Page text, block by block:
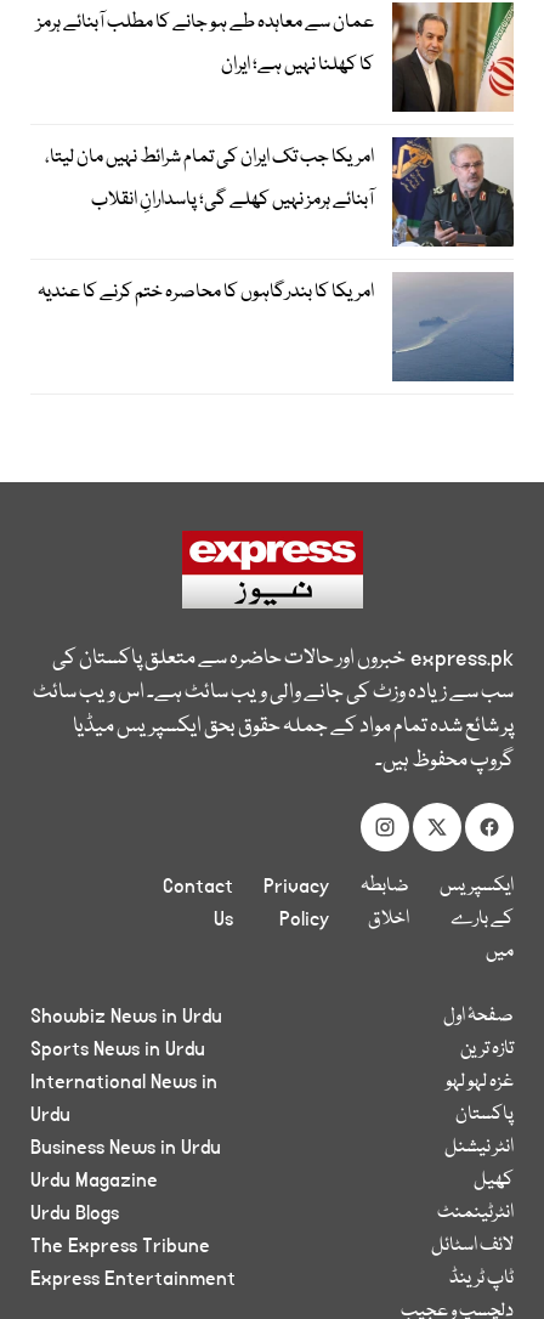
عمان سے معاہدہ طے ہو جانے کا مطلب آبنائے ہرمز
کا کھلنا نہیں ہے؛ ایران
امریکا جب تک ایران کی تمام شرائط نہیں مان لیتا،
آبنائے ہرمز نہیں کھلے گی؛ پاسدارانِ انقلاب
امریکا کا بندرگاہوں کا محاصرہ ختم کرنے کا عندیہ
express.pkخبروں اور حالات حاضرہ سے متعلق پاکستان کی
سب سے زیادہ وزٹ کی جانے والی ویب سائٹ ہے۔ اس ویب سائٹ
پر شائع شدہ تمام مواد کے جملہ حقوق بحق ایکسپریس میڈیا
گروپ محفوظ ہیں۔
ایکسپریس
کے بارے
میں
ضابطہ
اخلاق
Privacy
Policy
Contact
Us
صفحۂ اول
تازہ ترین
غزہ لہو لہو
پاکستان
انٹر نیشنل
کھیل
انٹرٹینمنٹ
لائف اسٹائل
ٹاپ ٹرینڈ
دلچسپ و عجیب
Showbiz News in Urdu
Sports News in Urdu
International News in
Urdu
Business News in Urdu
Urdu Magazine
Urdu Blogs
The Express Tribune
Express Entertainment